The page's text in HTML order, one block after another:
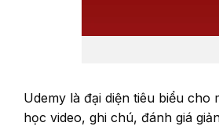
Udemy là đại diện tiêu biểu
học video, ghi chú, đánh giá